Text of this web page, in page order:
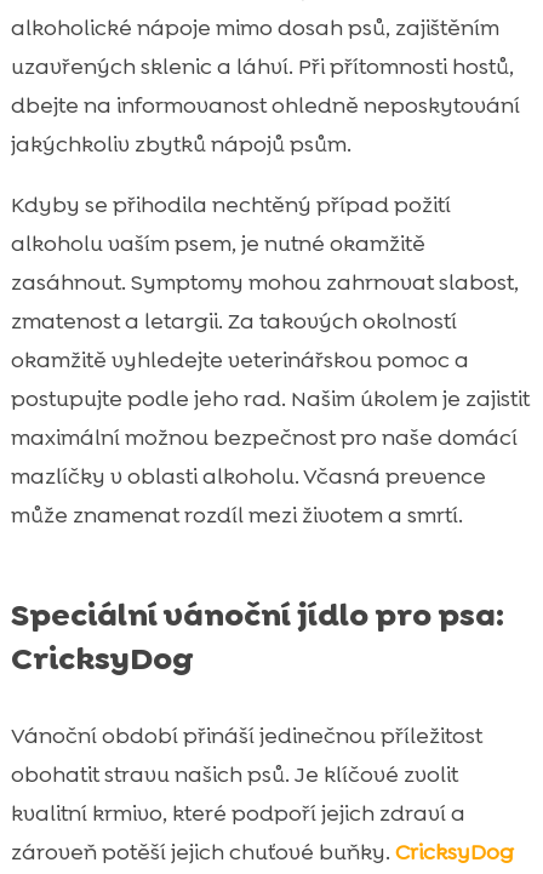
alkoholické nápoje mimo dosah psů, zajištěním
uzavřených sklenic a láhví. Při přítomnosti hostů,
dbejte na informovanost ohledně neposkytování
jakýchkoliv zbytků nápojů psům.
Kdyby se přihodila nechtěný případ požití
alkoholu vaším psem, je nutné okamžitě
zasáhnout. Symptomy mohou zahrnovat slabost,
zmatenost a letargii. Za takových okolností
okamžitě vyhledejte veterinářskou pomoc a
postupujte podle jeho rad. Našim úkolem je zajistit
maximální možnou bezpečnost pro naše domácí
mazlíčky v oblasti alkoholu. Včasná prevence
může znamenat rozdíl mezi životem a smrtí.
Speciální vánoční jídlo pro psa:
CricksyDog
Vánoční období přináší jedinečnou příležitost
obohatit stravu našich psů. Je klíčové zvolit
kvalitní krmivo, které podpoří jejich zdraví a
zároveň potěší jejich chuťové buňky. CricksyDog